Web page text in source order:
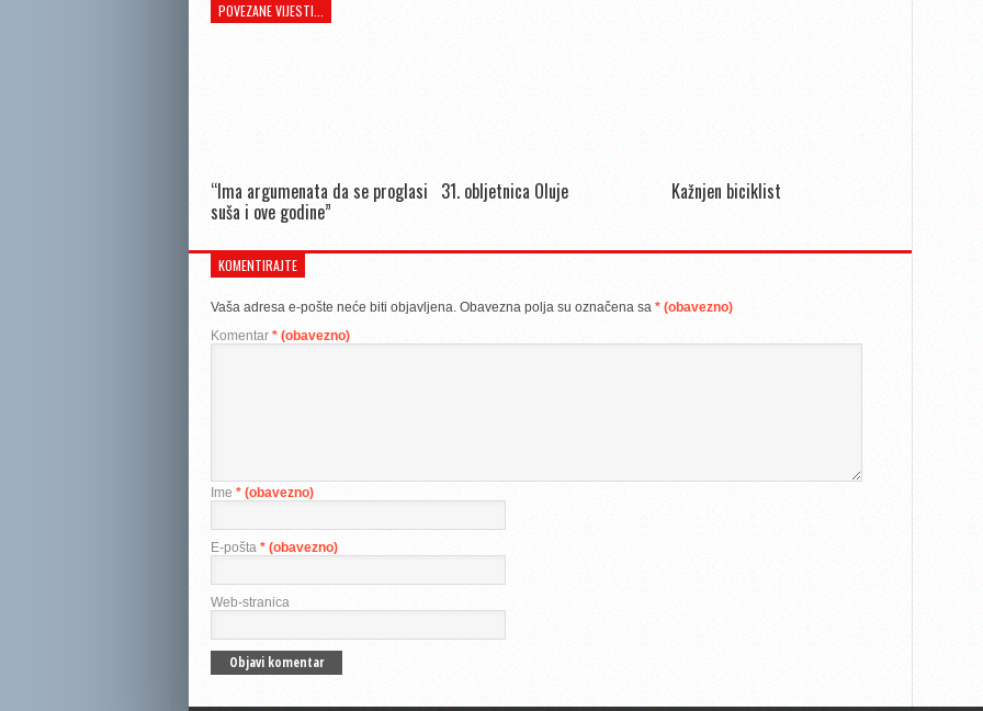
POVEZANE VIJESTI...
“Ima argumenata da se proglasi
suša i ove godine”
31. obljetnica Oluje Kažnjen biciklist
KOMENTIRAJTE
Vaša adresa e-pošte neće biti objavljena. Obavezna polja su označena sa * (obavezno)
Komentar * (obavezno)
Ime * (obavezno)
E-pošta * (obavezno)
Web-stranica